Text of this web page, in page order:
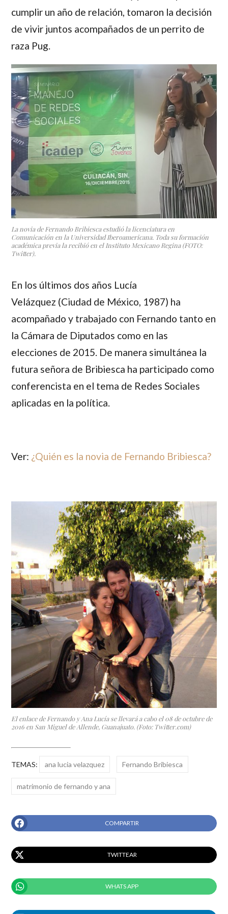
cumplir un año de relación, tomaron la decisión
de vivir juntos acompañados de un perrito de
raza Pug.
La novia de Fernando Bribiesca estudió la licenciatura en
Comunicación en la Universidad Iberoamericana. Toda su formación
académica previa la recibió en el Instituto Mexicano Regina (FOTO:
Twitter).
En los últimos dos años Lucía
Velázquez (Ciudad de México, 1987) ha
acompañado y trabajado con Fernando tanto en
la Cámara de Diputados como en las
elecciones de 2015. De manera simultánea la
futura señora de Bribiesca ha participado como
conferencista en el tema de Redes Sociales
aplicadas en la política.
Ver: ¿Quién es la novia de Fernando Bribiesca?
El enlace de Fernando y Ana Lucía se llevará a cabo el 08 de octubre de
2016 en San Miguel de Allende, Guanajuato. (Foto: Twitter.com)
TEMAS: ana lucia velazquez Fernando Bribiesca
matrimonio de fernando y ana
COMPARTIR
TWITTEAR
WHATS APP